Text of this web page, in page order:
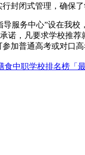
封闭式管理，确保
服务中心”设在我
诺，凡要求学校推
加普通高考或对口
中职学校排名榜「最